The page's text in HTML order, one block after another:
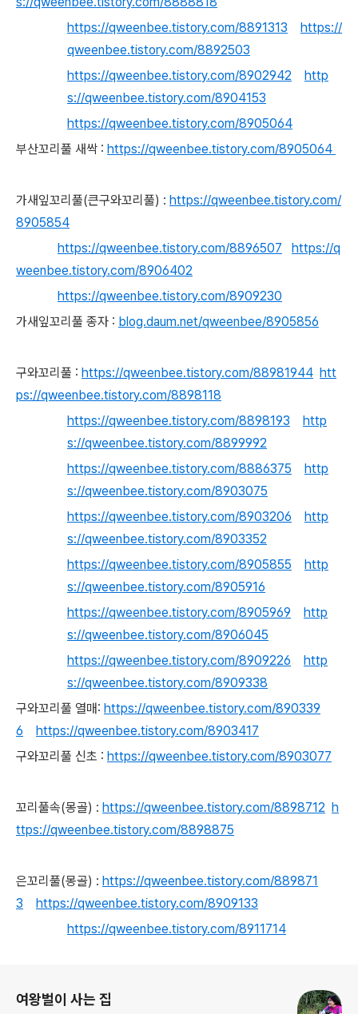
https://qweenbee.tistory.com/8891313
https://
qweenbee.tistory.com/8892503
https://qweenbee.tistory.com/8902942
http
s://qweenbee.tistory.com/8904153
https://qweenbee.tistory.com/8905064
부산꼬리풀 새싹 : https://qweenbee.tistory.com/8905064
가새잎꼬리풀(큰구와꼬리풀) : https://qweenbee.tistory.com/
8905854
https://qweenbee.tistory.com/8896507
https://q
weenbee.tistory.com/8906402
https://qweenbee.tistory.com/8909230
가새잎꼬리풀 종자 : blog.daum.net/qweenbee/8905856
구와꼬리풀 : https://qweenbee.tistory.com/88981944 htt
ps://qweenbee.tistory.com/8898118
https://qweenbee.tistory.com/8898193
http
s://qweenbee.tistory.com/8899992
https://qweenbee.tistory.com/8886375
http
s://qweenbee.tistory.com/8903075
https://qweenbee.tistory.com/8903206
http
s://qweenbee.tistory.com/8903352
https://qweenbee.tistory.com/8905855
http
s://qweenbee.tistory.com/8905916
https://qweenbee.tistory.com/8905969
http
s://qweenbee.tistory.com/8906045
https://qweenbee.tistory.com/8909226
http
s://qweenbee.tistory.com/8909338
구와꼬리풀 열매: https://qweenbee.tistory.com/890339
6
https://qweenbee.tistory.com/8903417
구와꼬리풀 신초 : https://qweenbee.tistory.com/8903077
꼬리풀속(몽골) : https://qweenbee.tistory.com/8898712 h
ttps://qweenbee.tistory.com/8898875
은꼬리풀(몽골) : https://qweenbee.tistory.com/889871
3
https://qweenbee.tistory.com/8909133
https://qweenbee.tistory.com/8911714
여왕벌이 사는 집